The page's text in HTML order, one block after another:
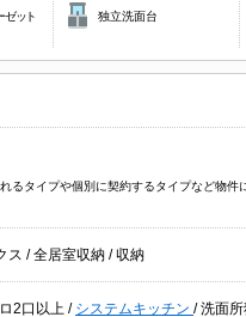
ゼット 独立洗面台
タイプや個別に契約するタイプなど物件
ス /全居室収納 /収納
2口以上 / システムキッチン /洗面所